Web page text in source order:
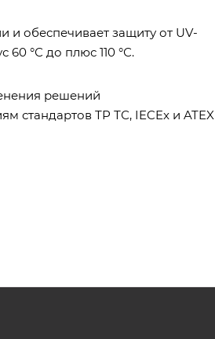
обеспечивает защиту от UV-
60 °С до плюс 110 °С.
решений
стандартов ТР ТС, IECEx и ATEX